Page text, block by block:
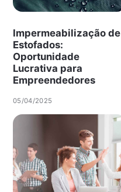
Impermeabilização de
Estofados:
Oportunidade
Lucrativa para
Empreendedores
05/04/2025